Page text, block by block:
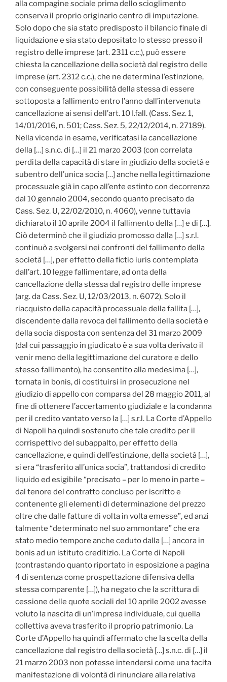
alla compagine sociale prima dello scioglimento
conserva il proprio originario centro di imputazione.
Solo dopo che sia stato predisposto il bilancio finale di
liquidazione e sia stato depositato lo stesso presso il
registro delle imprese (art. 2311 c.c.), può essere
chiesta la cancellazione della società dal registro delle
imprese (art. 2312 c.c.), che ne determina l’estinzione,
con conseguente possibilità della stessa di essere
sottoposta a fallimento entro l’anno dall’intervenuta
cancellazione ai sensi dell’art. 10 I.fall. (Cass. Sez. 1,
14/01/2016, n. 501; Cass. Sez. 5, 22/12/2014, n. 27189).
Nella vicenda in esame, verificatasi la cancellazione
della […] s.n.c. di […] il 21 marzo 2003 (con correlata
perdita della capacità di stare in giudizio della società e
subentro dell’unica socia […] anche nella legittimazione
processuale già in capo all’ente estinto con decorrenza
dal 10 gennaio 2004, secondo quanto precisato da
Cass. Sez. U, 22/02/2010, n. 4060), venne tuttavia
dichiarato il 10 aprile 2004 il fallimento della […] e di […].
Ciò determinò che il giudizio promosso dalla […] s.r.l.
continuò a svolgersi nei confronti del fallimento della
società […], per effetto della fictio iuris contemplata
dall’art. 10 legge fallimentare, ad onta della
cancellazione della stessa dal registro delle imprese
(arg. da Cass. Sez. U, 12/03/2013, n. 6072). Solo il
riacquisto della capacità processuale della fallita […],
discendente dalla revoca del fallimento della società e
della socia disposta con sentenza del 31 marzo 2009
(dal cui passaggio in giudicato è a sua volta derivato il
venir meno della legittimazione del curatore e dello
stesso fallimento), ha consentito alla medesima […],
tornata in bonis, di costituirsi in prosecuzione nel
giudizio di appello con comparsa del 28 maggio 2011, al
fine di ottenere l’accertamento giudiziale e la condanna
per il credito vantato verso la […] s.r.l. La Corte d’Appello
di Napoli ha quindi sostenuto che tale credito per il
corrispettivo del subappalto, per effetto della
cancellazione, e quindi dell’estinzione, della società […],
si era “trasferito all’unica socia”, trattandosi di credito
liquido ed esigibile “precisato – per lo meno in parte –
dal tenore del contratto concluso per iscritto e
contenente gli elementi di determinazione del prezzo
oltre che dalle fatture di volta in volta emesse”, ed anzi
talmente “determinato nel suo ammontare” che era
stato medio tempore anche ceduto dalla […] ancora in
bonis ad un istituto creditizio. La Corte di Napoli
(contrastando quanto riportato in esposizione a pagina
4 di sentenza come prospettazione difensiva della
stessa comparente […]), ha negato che la scrittura di
cessione delle quote sociali del 10 aprile 2002 avesse
voluto la nascita di un’impresa individuale, cui quella
collettiva aveva trasferito il proprio patrimonio. La
Corte d’Appello ha quindi affermato che la scelta della
cancellazione dal registro della società […] s.n.c. di […] il
21 marzo 2003 non potesse intendersi come una tacita
manifestazione di volontà di rinunciare alla relativa